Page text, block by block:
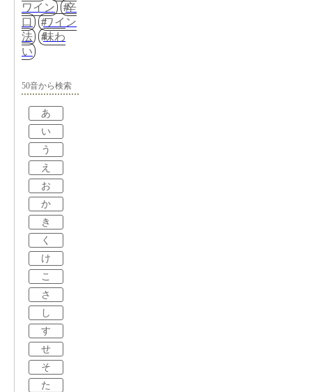
ワイン
辛
口
ワイン
法
味わ
い
50音から検索
あ
い
う
え
お
か
き
く
け
こ
さ
し
す
せ
そ
た